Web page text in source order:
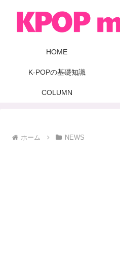
HOME
K-POPの基礎知識
COLUMN
ホーム NEWS